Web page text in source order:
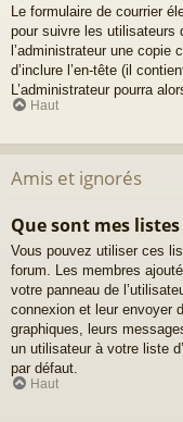
Le formulaire de courrier
pour suivre les utilisateurs
l’administrateur une
d’inclure l’en-tête (il
L’administrateur pourra
Haut
Amis et ignorés
Que sont mes listes
Vous pouvez utiliser ces
forum. Les membres
votre panneau de
connexion et leur envoyer
graphiques, leurs
un utilisateur à votre liste
par défaut.
Haut